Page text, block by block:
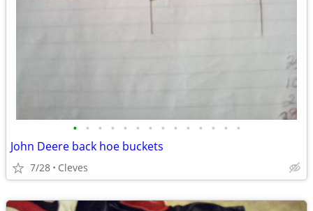
• • • • • • • • • • • • • •
John Deere back hoe buckets
7/28 Cleves